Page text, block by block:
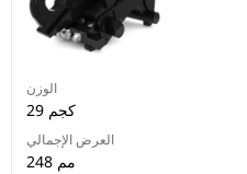
الوزن
29 كجم
العرض الإجمالي
248 مم